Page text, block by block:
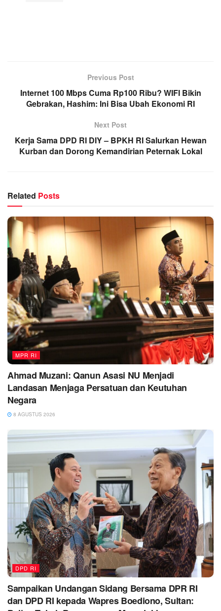
Previous Post
Internet 100 Mbps Cuma Rp100 Ribu? WIFI Bikin
Gebrakan, Hashim: Ini Bisa Ubah Ekonomi RI
Next Post
Kerja Sama DPD RI DIY – BPKH RI Salurkan Hewan
Kurban dan Dorong Kemandirian Peternak Lokal
Related Posts
MPR RI
Ahmad Muzani: Qanun Asasi NU Menjadi
Landasan Menjaga Persatuan dan Keutuhan
Negara
8 AGUSTUS 2026
DPD RI
Sampaikan Undangan Sidang Bersama DPR RI
dan DPD RI kepada Wapres Boediono, Sultan: